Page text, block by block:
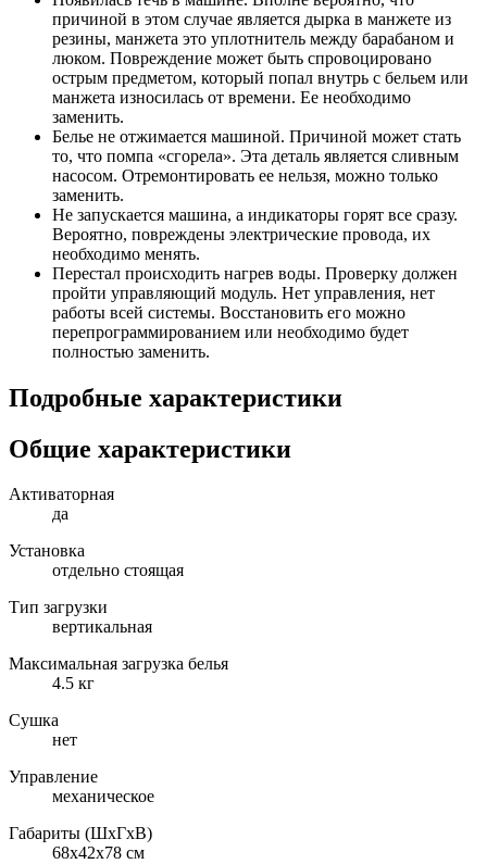
причиной в этом случае является дырка в манжете из
резины, манжета это уплотнитель между барабаном и
люком. Повреждение может быть спровоцировано
острым предметом, который попал внутрь с бельем или
манжета износилась от времени. Ее необходимо
заменить.
Белье не отжимается машиной. Причиной может стать
то, что помпа «сгорела». Эта деталь является сливным
насосом. Отремонтировать ее нельзя, можно только
заменить.
Не запускается машина, а индикаторы горят все сразу.
Вероятно, повреждены электрические провода, их
необходимо менять.
Перестал происходить нагрев воды. Проверку должен
пройти управляющий модуль. Нет управления, нет
работы всей системы. Восстановить его можно
перепрограммированием или необходимо будет
полностью заменить.
Подробные характеристики
Общие характеристики
Активаторная
да
Установка
отдельно стоящая
Тип загрузки
вертикальная
Максимальная загрузка белья
4.5 кг
Сушка
нет
Управление
механическое
Габариты (ШxГxВ)
68x42x78 см